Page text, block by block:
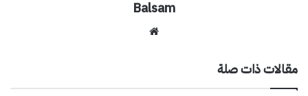
Balsam
مقالات ذات صلة